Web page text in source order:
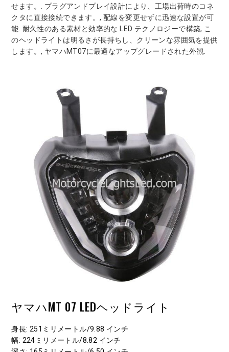
せます。. プラグアンドプレイ設計により、工場出荷時のコネ
クタに直接接続できます。, 配線を変更せずに迅速な設置が可
能. 耐久性のある素材と効率的な LED テクノロジーで構築, こ
のヘッドライトは明るさが長持ちし、クリーンな雰囲気を提供
します。, ヤマハMT07に最適なアップグレードされた外観.
ヤマハMT 07 LEDヘッドライト
身長: 251ミリメートル/9.88 インチ
幅: 224ミリメートル/8.82 インチ